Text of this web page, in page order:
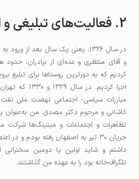
2. فعالیت‌های تبلیغی و اجتماعی
در سال ۱۳۲۶، یعنی یک سال بعد از
و آقای منتظری و عده‌ای از برادران، حدود
کردیم که به دورترین روستاها برای تبلیغ
اجرا کردیم. در
مبارزات سیاسی- اجتماعی نهضت ملی نفت
کاشانی و مرحوم دکتر مصدق. من
داشتم و شاید اولین یا دومین
تلگراف‌خانه بود را به عهده من گذاشتند.